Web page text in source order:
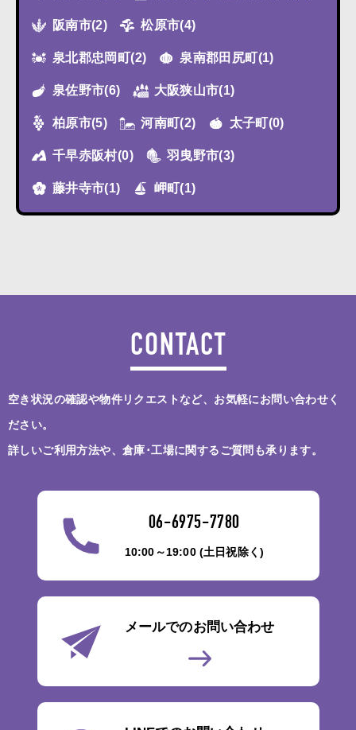
阪南市(2) 松原市(4)
泉北郡忠岡町(2) 泉南郡田尻町(1)
泉佐野市(6) 大阪狭山市(1)
柏原市(5) 河南町(2) 太子町(0)
千早赤阪村(0) 羽曳野市(3)
藤井寺市(1) 岬町(1)
CONTACT
空き状況の確認や物件リクエストなど、お気軽にお問い合わせく
ださい。
詳しいご利用方法や、倉庫･工場に関するご質問も承ります。
06-6975-7780
10:00～19:00 (土日祝除く)
メールでのお問い合わせ